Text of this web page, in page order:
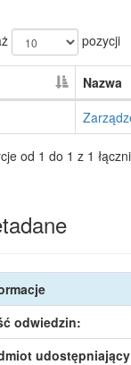
pozycji
Nazwa
od 1 do 1 z 1
odwiedzin: